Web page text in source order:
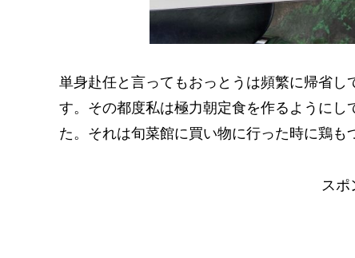
単身赴任と言ってもおっとうは頻繁に帰省
す。その都度私は極力朝定食を作るように
た。それは旬菜館に買い物に行った時に鶏も
スポ